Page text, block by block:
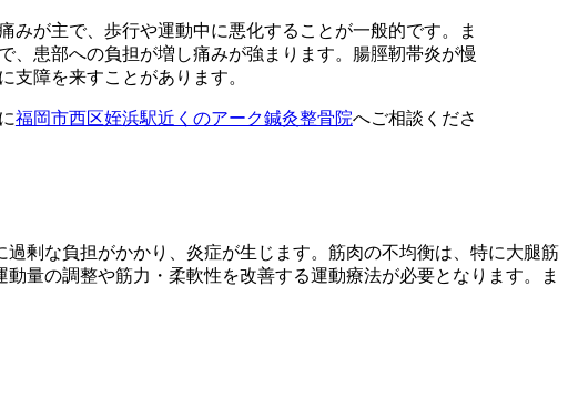
みが主で、歩行や運動中に悪化することが一般的です。ま
、患部への負担が増し痛みが強まります。腸脛靭帯炎が慢
支障を来すことがあります。
福岡市西区姪浜駅近くのアーク鍼灸整骨院へご相談くださ
剰な負担がかかり、炎症が生じます。筋肉の不均衡は、特に大腿筋
量の調整や筋力・柔軟性を改善する運動療法が必要となります。ま